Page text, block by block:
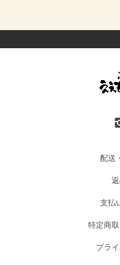
配送
支払
特定商
プラ